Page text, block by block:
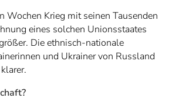
Wochen Krieg mit seinen Tausenden
eines solchen Unionsstaates
Die ethnisch-nationale
und Ukrainer von Russland